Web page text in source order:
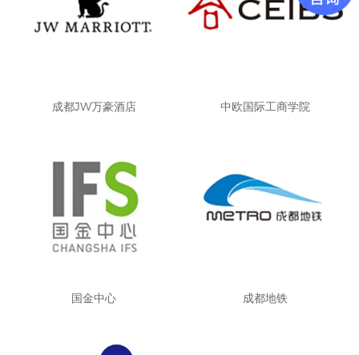
成都JW万豪酒店 中欧国际工商学院
国金中心 成都地铁